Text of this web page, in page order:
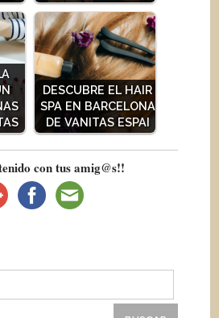
DESCUBRE EL HAIR
SPA EN BARCELONA
DE VANITAS ESPAI
con tus amig@s!!